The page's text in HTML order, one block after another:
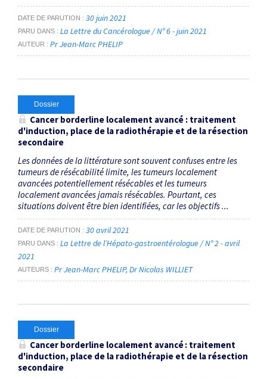
DATE DE PARUTION 30 juin 2021
PARU DANS La Lettre du Cancérologue / N° 6 - juin 2021
AUTEUR Pr Jean-Marc PHELIP
Dossier
Cancer borderline localement avancé : traitement
d'induction, place de la radiothérapie et de la résection
secondaire
Les données de la littérature sont souvent confuses entre les
tumeurs de résécabilité limite, les tumeurs localement
avancées potentiellement résécables et les tumeurs
localement avancées jamais résécables. Pourtant, ces
situations doivent être bien identifiées, car les objectifs ...
DATE DE PARUTION 30 avril 2021
PARU DANS
La Lettre de l’Hépato-gastroentérologue / N° 2 - avril
2021
AUTEURS Pr Jean-Marc PHELIP Dr Nicolas WILLIET
Dossier
Cancer borderline localement avancé : traitement
d'induction, place de la radiothérapie et de la résection
secondaire